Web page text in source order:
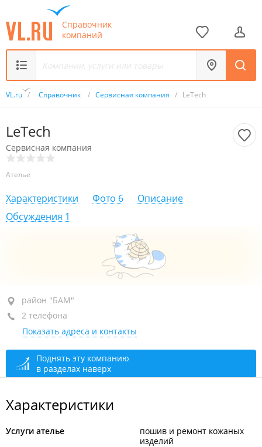
Справочник
компаний
VL.ru / Справочник / Сервисная компания / LeTech
LeTech
Сервисная компания
Ателье
Характеристики Фото 6
Описание
Обсуждения 1
район "БАМ", ул. Выселковая, 167
+7 964 444-46-78
+7 (423) 200-05-77
открыто: 10:00–19:00
район "БАМ"
2 телефона
Показать адреса и контакты
Поднять эту компанию
в разделах наверх
Характеристики
Услуги ателье
пошив и ремонт кожаных
изделий